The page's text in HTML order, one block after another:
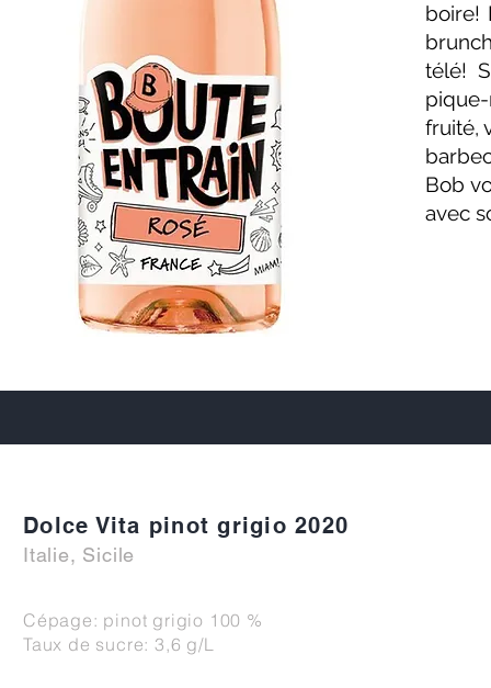
boire!
télé!
pique-
fruité,
Bob
avec
Dolce Vita pinot grigio 2020
Italie, Sicile
Cépage: pinot grigio 100 %
Taux de sucre: 3,6 g/L